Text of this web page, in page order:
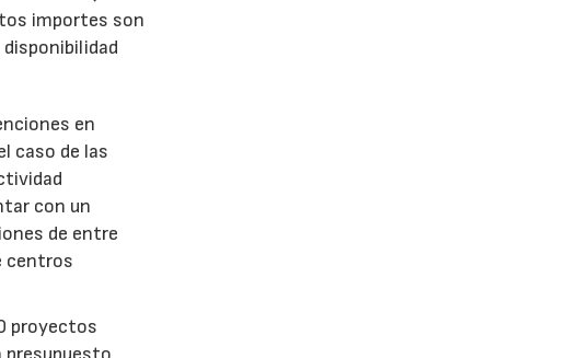
importes son
en
caso de las
con un
de entre
centros
proyectos